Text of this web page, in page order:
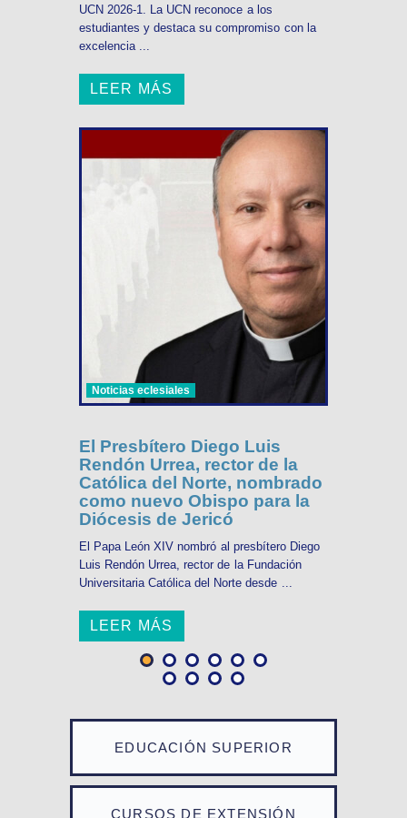
EDUCACIÓN SUPERIOR
CURSOS DE EXTENSIÓN
UCN 2026-1. La UCN reconoce a los
estudiantes y destaca su compromiso con la
excelencia ...
LEER MÁS
Noticias eclesiales
El Presbítero Diego Luis
Rendón Urrea, rector de la
Católica del Norte, nombrado
como nuevo Obispo para la
Diócesis de Jericó
El Papa León XIV nombró al presbítero Diego
Luis Rendón Urrea, rector de la Fundación
Universitaria Católica del Norte desde ...
LEER MÁS